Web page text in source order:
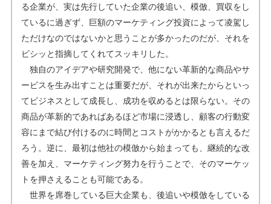
る企業が、実は先行していた企業の後追い、模倣、買収をし
ているに過ぎず、巨額のマーケティング投資によって凌駕し
ただけなのではないかと思うことが多かったのだが、それを
ビシッと指摘してくれてスッキリした。
独自のアイデアや研究開発で、他にない革新的な商品やサ
ービスを生み出すことは重要だが、それが出来たからといっ
てビジネスとして成長し、成功を収めるとは限らない。その
商品が革新的であればあるほど市場に浸透し、顧客の行動変
容にまで結び付けるのに時間とコストがかかるとも言えるだ
ろう。逆に、最初は他社の模倣から始まっても、継続的な改
善を加え、マーケティング努力を行うことで、そのマーケッ
トを押さえることも可能である。
世界を席巻している巨大企業も、後追いや模倣をしている